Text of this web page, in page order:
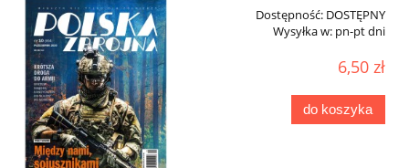
Dostępność: DOSTĘPNY
Wysyłka w: pn-pt dni
6,50 zł
do koszyka